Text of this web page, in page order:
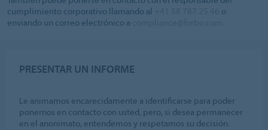
cumplimiento corporativo llamando al
o
enviando un correo electrónico a
PRESENTAR UN INFORME
Le animamos encarecidamente a identificarse para poder
ponernos en contacto con usted, pero, si desea permanecer
en el anonimato, entendemos y respetamos su decisión.